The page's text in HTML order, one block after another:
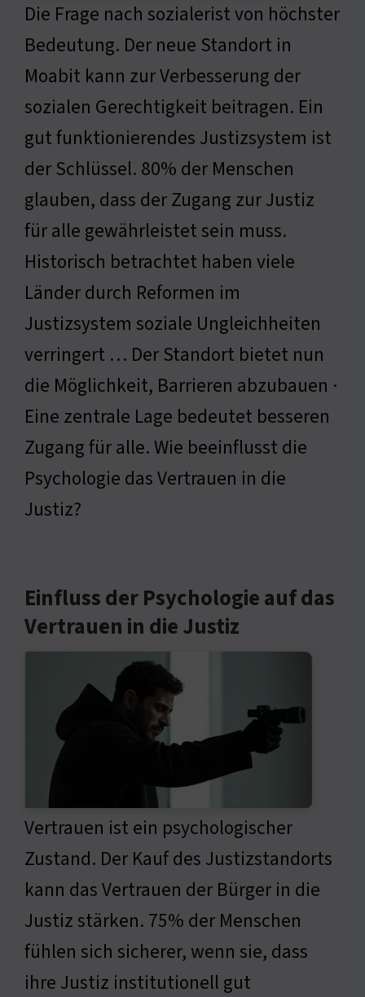
Die Frage nach sozialerist von höchster
Bedeutung. Der neue Standort in
Moabit kann zur Verbesserung der
sozialen Gerechtigkeit beitragen. Ein
gut funktionierendes Justizsystem ist
der Schlüssel. 80% der Menschen
glauben, dass der Zugang zur Justiz
für alle gewährleistet sein muss.
Historisch betrachtet haben viele
Länder durch Reformen im
Justizsystem soziale Ungleichheiten
verringert … Der Standort bietet nun
die Möglichkeit, Barrieren abzubauen ·
Eine zentrale Lage bedeutet besseren
Zugang für alle. Wie beeinflusst die
Psychologie das Vertrauen in die
Justiz?
Einfluss der Psychologie auf das
Vertrauen in die Justiz
Vertrauen ist ein psychologischer
Zustand. Der Kauf des Justizstandorts
kann das Vertrauen der Bürger in die
Justiz stärken. 75% der Menschen
fühlen sich sicherer, wenn sie, dass
ihre Justiz institutionell gut